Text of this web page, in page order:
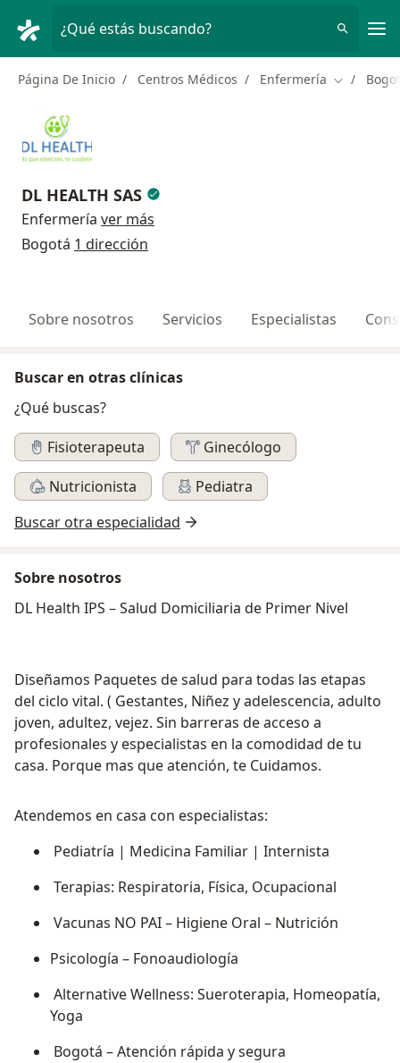
¿Qué estás buscando?
Página De Inicio Centros Médicos Enfermería Cambiar
DL HEALTH SAS
Enfermería ver más
Bogotá 1 dirección
Sobre nosotros Servicios Especialistas
Buscar en otras clínicas
¿Qué buscas?
Fisioterapeuta
Ginecólogo
Nutricionista
Pediatra
Buscar otra especialidad
Sobre nosotros
DL Health IPS – Salud Domiciliaria de Primer Nivel
Diseñamos Paquetes de salud para todas las etapas
del ciclo vital. ( Gestantes, Niñez y adelescencia, adulto
joven, adultez, vejez. Sin barreras de acceso a
profesionales y especialistas en la comodidad de tu
casa. Porque mas que atención, te Cuidamos.
Atendemos en casa con especialistas:
Pediatría | Medicina Familiar | Internista
Terapias: Respiratoria, Física, Ocupacional
Vacunas NO PAI – Higiene Oral – Nutrición
Psicología – Fonoaudiología
Alternative Wellness: Sueroterapia, Homeopatía,
Yoga
Bogotá – Atención rápida y segura